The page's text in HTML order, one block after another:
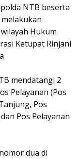
NTB beserta
Hukum
Ketupat Rinjani
mendatangi 2
Pelayanan (Pos
Pos
Pos Pelayanan
dua di